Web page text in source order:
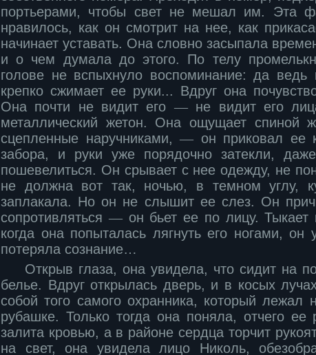
портьерами, чтобы свет не мешал им. Эта
нравилось, как он смотрит на нее, как
начинает уставать. Она словно засыпала
и о чем думала до этого. По телу
голове не вспыхнуло воспоминание: да
крепко сжимает ее руки... Вдруг она
Она почти не видит его ―не видит его
металлический жетон. Она ощущает спиной
сцепленные наручниками,― он приковал ее
забора, и руки уже порядочно затекли,
пошевелиться. Он срывает с нее одежду, не
не должна вот так, ночью, в темном углу,
заплакала. Но он не слышит ее слез. Он
сопротивляться ―он бьет ее по лицу. Тыкает
когда она попыталась лягнуть его ногами,
потеряла сознание…
Открыв глаза, она увидела, что сидит на
белье. Вдруг открылась дверь, и в косых
собой того самого охранника, который лежал
рубашке. Только тогда она поняла, отчего
залита кровью, а в районе сердца торчит
на свет, она увидела лицо Николь,